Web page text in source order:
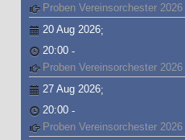
Proben Vereinsorchester 2026
20 Aug 2026;
20:00 -
Proben Vereinsorchester 2026
27 Aug 2026;
20:00 -
Proben Vereinsorchester 2026